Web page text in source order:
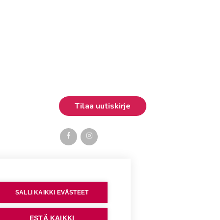
SALLI KAIKKI EVÄSTEET
ESTÄ KAIKKI